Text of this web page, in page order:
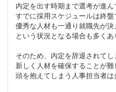
内定を出す時期まで選考が進
すでに採用スケジュールは終盤
優秀な人材も一通り就職先が決
という状況となる場合も多くあ
そのため、内定を辞退されてし
新しく人材を確保することが難
頭を抱えてしまう人事担当者は